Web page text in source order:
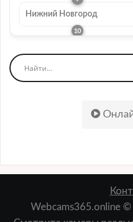
Нижний Новгород
Webcams365.online